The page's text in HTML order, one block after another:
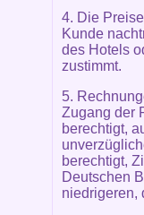
4. Die
Kunde
des Hotels
zustimmt.
5.
Zugang der
berechtigt,
berechtigt,
Deutschen
niedrigeren,